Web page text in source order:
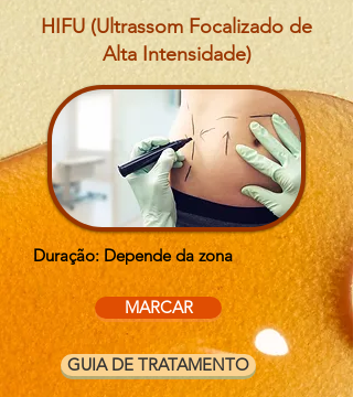
Duração: Depende da zona
GUIA DE TRATAMENTO
HIFU (Ultrassom Focalizado de
Alta Intensidade)
MARCAR